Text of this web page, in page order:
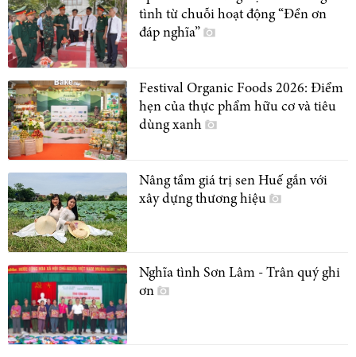
tình từ chuỗi hoạt động “Đền ơn
đáp nghĩa”
Festival Organic Foods 2026: Điểm
hẹn của thực phẩm hữu cơ và tiêu
dùng xanh
Nâng tầm giá trị sen Huế gắn với
xây dựng thương hiệu
Nghĩa tình Sơn Lâm - Trân quý ghi
ơn